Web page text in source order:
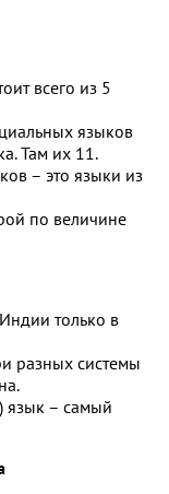
всего из 5
языков
Там их 11.
– это языки из
по величине
только в
разных системы
язык – самый